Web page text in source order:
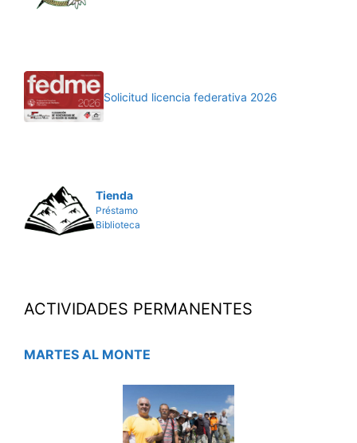
Solicitud licencia federativa 2026
Tienda
Préstamo
Biblioteca
ACTIVIDADES PERMANENTES
MARTES AL MONTE